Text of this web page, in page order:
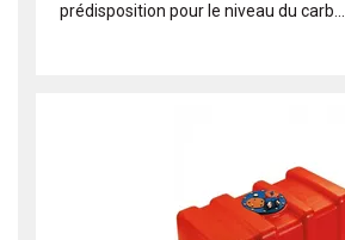
prédisposition pour le niveau du carb...